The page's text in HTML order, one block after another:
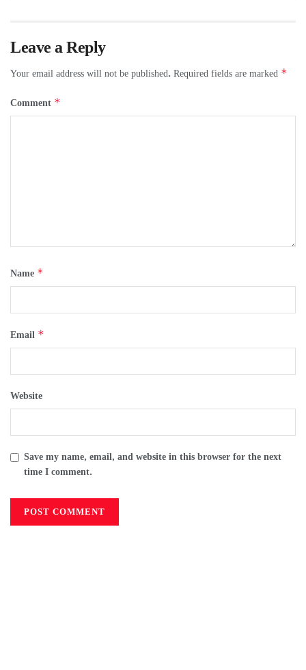
Leave a Reply
Your email address will not be published. Required fields are marked *
Comment *
Name *
Email *
Website
Save my name, email, and website in this browser for the next
time I comment.